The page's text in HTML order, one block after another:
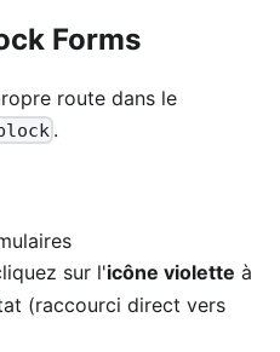
Forms
route dans le
.
sur l'icône violette à
(raccourci direct vers